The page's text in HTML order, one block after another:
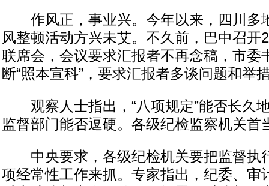
作风正，事业兴。今年以来，四川多
风整顿活动方兴未艾。不久前，巴中召开
联席会，会议要求汇报者不再念稿，市委
断“照本宣科”，要求汇报者多谈问题和举
观察人士指出，“八项规定”能否长久
监督部门能否逗硬。各级纪检监察机关首
中央要求，各级纪检机关要把监督执
项经常性工作来抓。专家指出，纪委、审